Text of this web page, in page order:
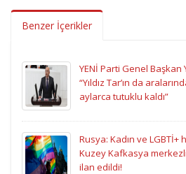
Benzer İçerikler
YENİ Parti Genel Başkan
“Yıldız Tar’ın da
aylarca tutuklu kaldı”
Rusya: Kadın ve LGBTİ+
Kuzey Kafkasya merkezli
ilan edildi!